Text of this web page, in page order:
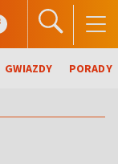
GWIAZDY PORADY